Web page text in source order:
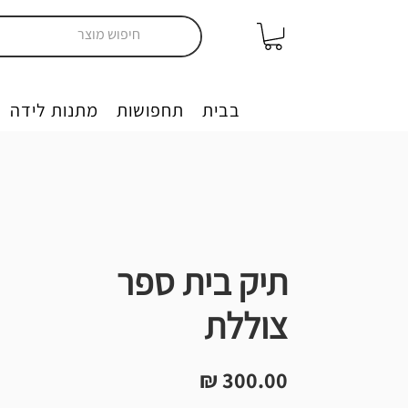
יצירה בבית תחפושות מתנות לידה
תיק בית ספר
צוללת